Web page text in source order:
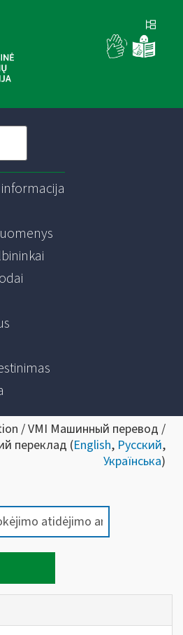
/ VMI Машинный перевод /
переклад (English, Русский,
Українська)